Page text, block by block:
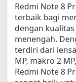
Redmi Note 8
terbaik bagi
dengan
menengah.
terdiri dari
MP, makro 2
Redmi Note 8